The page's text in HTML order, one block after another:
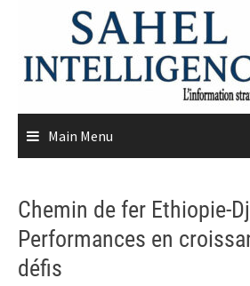
content
Main Menu
Chemin de fer Ethiopie-
Performances en
défis